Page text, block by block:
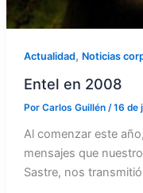
Actualidad, Noticias
Entel en 2008
Por Carlos Guillén /16 de
Al comenzar este
mensajes que
Sastre, nos